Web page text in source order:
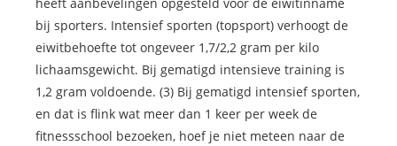
bij sporters. Intensief sporten (topsport) verhoogt de
eiwitbehoefte tot ongeveer 1,7/2,2 gram per kilo
lichaamsgewicht. Bij gematigd intensieve training is
1,2 gram voldoende. (3) Bij gematigd intensief sporten,
en dat is flink wat meer dan 1 keer per week de
fitnessschool bezoeken, hoef je niet meteen naar de